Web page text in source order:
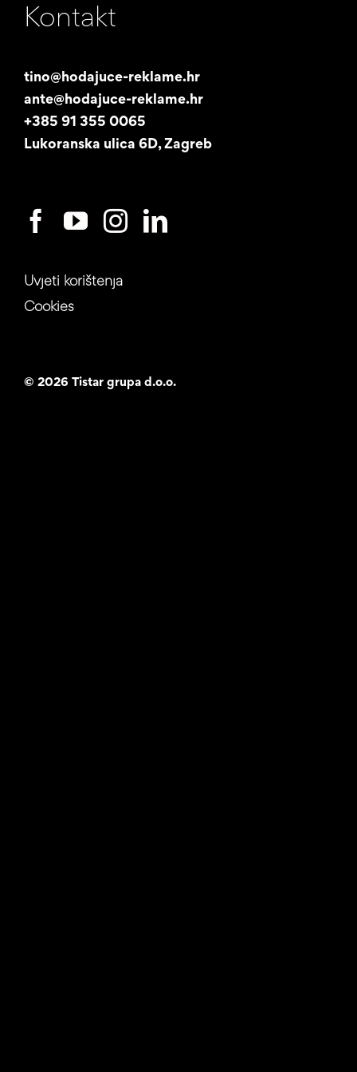
Naša priča
Studentski posao
Kontakt
tino@hodajuce-reklame.hr
ante@hodajuce-reklame.hr
+385 91 355 0065
Lukoranska ulica 6D, Zagreb
Uvjeti korištenja
Cookies
© 2026 Tistar grupa d.o.o.